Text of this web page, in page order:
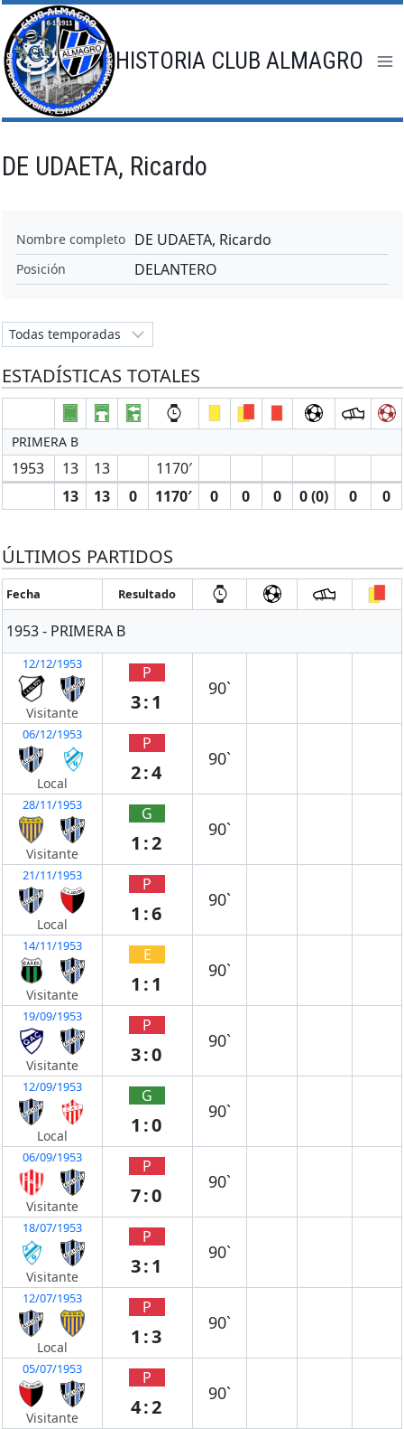
Saltar
al
contenido
HISTORIA CLUB ALMAGRO
DE UDAETA, Ricardo
Nombre completo DE UDAETA, Ricardo
Posición DELANTERO
ESTADÍSTICAS TOTALES
PRIMERA B
1953 13 13
1170′
13
13 0 1170′ 0 0 0 0 (0) 0 0
ÚLTIMOS PARTIDOS
Fecha Resultado
1953 - PRIMERA B
12/12/1953
Visitante
P
3:1
90`
06/12/1953
Local
P
2:4
90`
28/11/1953
Visitante
G
1:2
90`
21/11/1953
Local
P
1:6
90`
14/11/1953
Visitante
E
1:1
90`
19/09/1953
Visitante
P
3:0
90`
12/09/1953
Local
G
1:0
90`
06/09/1953
Visitante
P
7:0
90`
18/07/1953
Visitante
P
3:1
90`
12/07/1953
Local
P
1:3
90`
05/07/1953
Visitante
P
4:2
90`